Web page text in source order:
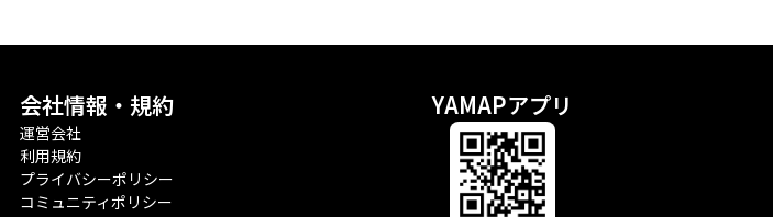
会社情報・規約
運営会社
利用規約
プライバシーポリシー
コミュニティポリシー
YAMAPアプリ